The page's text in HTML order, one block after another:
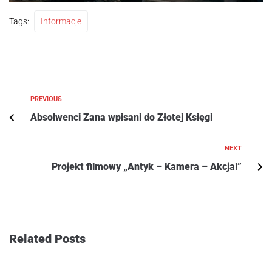
Tags: Informacje
PREVIOUS
Absolwenci Zana wpisani do Złotej Księgi
NEXT
Projekt filmowy „Antyk – Kamera – Akcja!”
Related Posts